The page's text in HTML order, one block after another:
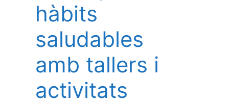
hàbits
saludables
amb tallers i
activitats